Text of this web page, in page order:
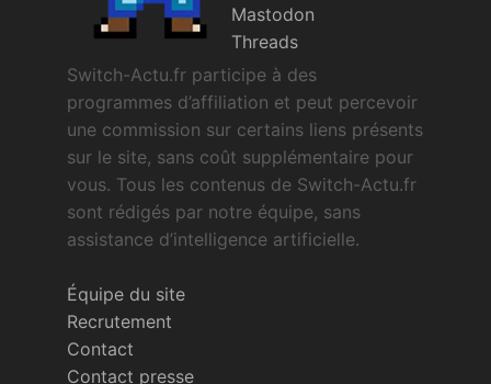
Mastodon
Threads
Switch-Actu.fr participe à des
programmes d’affiliation et peut percevoir
une commission sur certains liens présents
sur le site, sans coût supplémentaire pour
vous. Tous les contenus de Switch-Actu.fr
sont rédigés par notre équipe, sans
assistance d’intelligence artificielle.
Équipe du site
Recrutement
Contact
Contact presse